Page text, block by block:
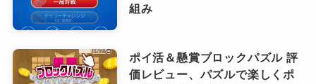
組み
ポイ活＆懸賞ブロックパズル 評
価レビュー、パズルで楽しくポ